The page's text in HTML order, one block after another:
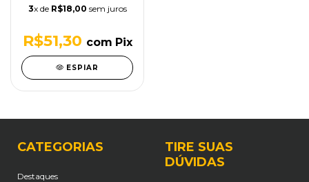
3x de R$18,00 sem juros
R$51,30 com Pix
ESPIAR
CATEGORIAS
Destaques
TIRE SUAS
DÚVIDAS